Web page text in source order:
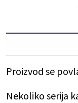
Proizvod se
Nekoliko serija